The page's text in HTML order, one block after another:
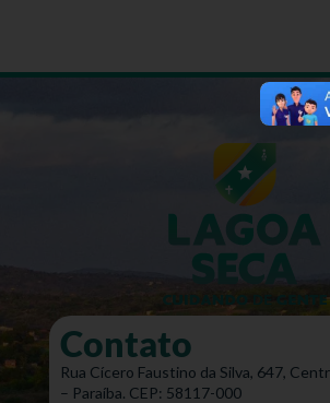
Contato
Rua Cícero Faustino da Silva, 647,
– Paraíba. CEP: 58117-000